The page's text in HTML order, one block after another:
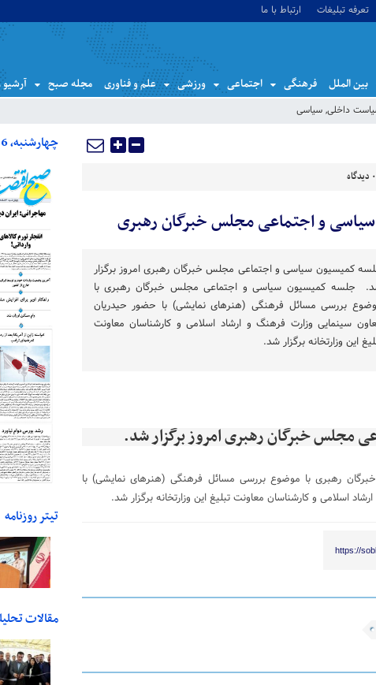
تعرفه تبلیغات ارتباط با ما
بین الملل فرهنگی اجتماعی ورزشی علم و فناوری مجله صبح آرشیو
داخلی, سیاسی
0 دیدگاه
و اجتماعی مجلس خبرگان رهبری
کمیسیون سیاسی و اجتماعی مجلس خبرگان رهبری امروز برگزار
جلسه کمیسیون سیاسی و اجتماعی مجلس خبرگان رهبری با
بررسی مسائل فرهنگی (هنرهای نمایشی) با حضور حیدریان
سینمایی وزارت فرهنگ و ارشاد اسلامی و کارشناسان معاونت
این وزارتخانه برگزار شد.
مجلس خبرگان رهبری امروز برگزار شد.
رهبری با موضوع بررسی مسائل فرهنگی (هنرهای نمایشی) با
اسلامی و کارشناسان معاونت تبلیغ این وزارتخانه برگزار شد.
https://
چهارشنبه، 6 اسفند 1404
تیتر روزنامه
مقالات